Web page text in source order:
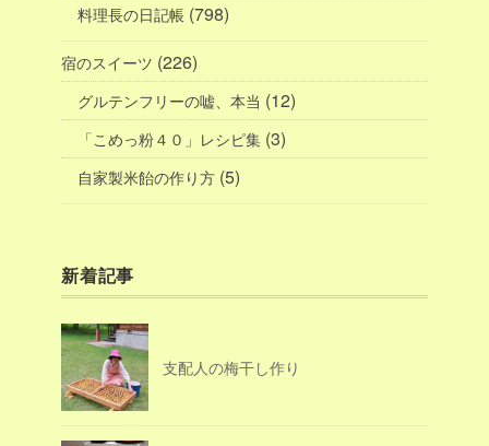
料理長の日記帳 (798)
宿のスイーツ (226)
グルテンフリーの嘘、本当 (12)
「こめっ粉４０」レシピ集 (3)
自家製米飴の作り方 (5)
新着記事
支配人の梅干し作り